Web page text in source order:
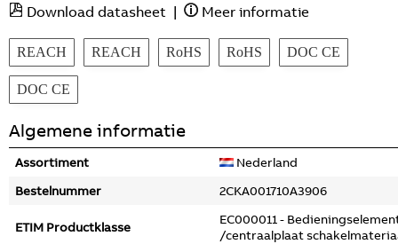
Download datasheet | Meer informatie
REACH REACH RoHS RoHS DOC CE
DOC CE
Algemene informatie
Assortiment
Nederland
Bestelnummer
2CKA001710A3906
ETIM Productklasse
EC000011 -
/centraalplaat